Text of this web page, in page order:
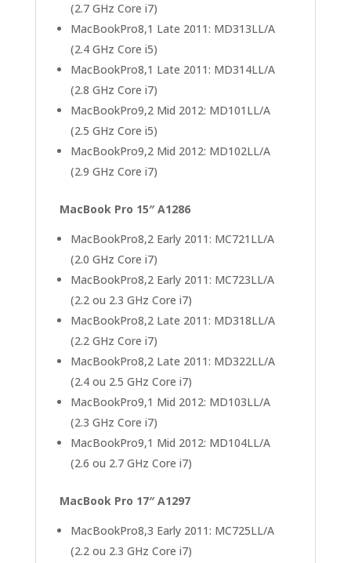
(2.7 GHz Core i7)
MacBookPro8,1 Late 2011: MD313LL/A
(2.4 GHz Core i5)
MacBookPro8,1 Late 2011: MD314LL/A
(2.8 GHz Core i7)
MacBookPro9,2 Mid 2012: MD101LL/A
(2.5 GHz Core i5)
MacBookPro9,2 Mid 2012: MD102LL/A
(2.9 GHz Core i7)
MacBook Pro 15″ A1286
MacBookPro8,2 Early 2011: MC721LL/A
(2.0 GHz Core i7)
MacBookPro8,2 Early 2011: MC723LL/A
(2.2 ou 2.3 GHz Core i7)
MacBookPro8,2 Late 2011: MD318LL/A
(2.2 GHz Core i7)
MacBookPro8,2 Late 2011: MD322LL/A
(2.4 ou 2.5 GHz Core i7)
MacBookPro9,1 Mid 2012: MD103LL/A
(2.3 GHz Core i7)
MacBookPro9,1 Mid 2012: MD104LL/A
(2.6 ou 2.7 GHz Core i7)
MacBook Pro 17″ A1297
MacBookPro8,3 Early 2011: MC725LL/A
(2.2 ou 2.3 GHz Core i7)